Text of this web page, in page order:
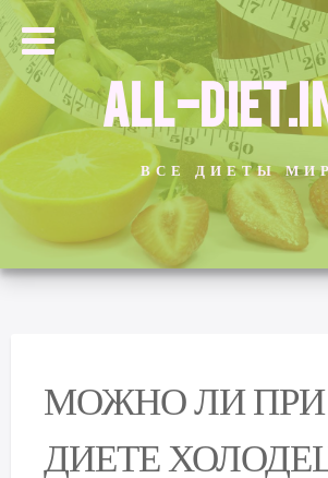
ALL-
ВСЕ ДИЕТЫ
МОЖНО ЛИ ПРИ
ДИЕТЕ